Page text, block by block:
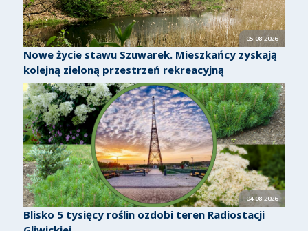
05.08.2026
Nowe życie stawu Szuwarek. Mieszkańcy zyskają
kolejną zieloną przestrzeń rekreacyjną
04.08.2026
Blisko 5 tysięcy roślin ozdobi teren Radiostacji